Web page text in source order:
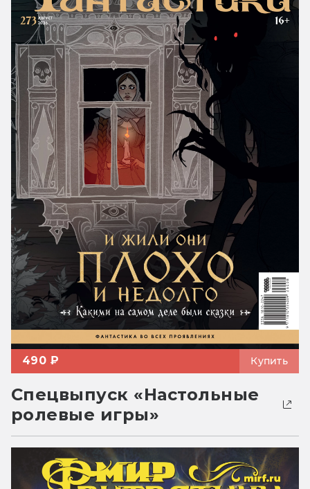
490 ₽ Купить
Спецвыпуск «Настольные
ролевые игры»